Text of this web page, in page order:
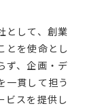
として、創業
とを使命とし
ず、企画・デ
一貫して担う
ビスを提供し